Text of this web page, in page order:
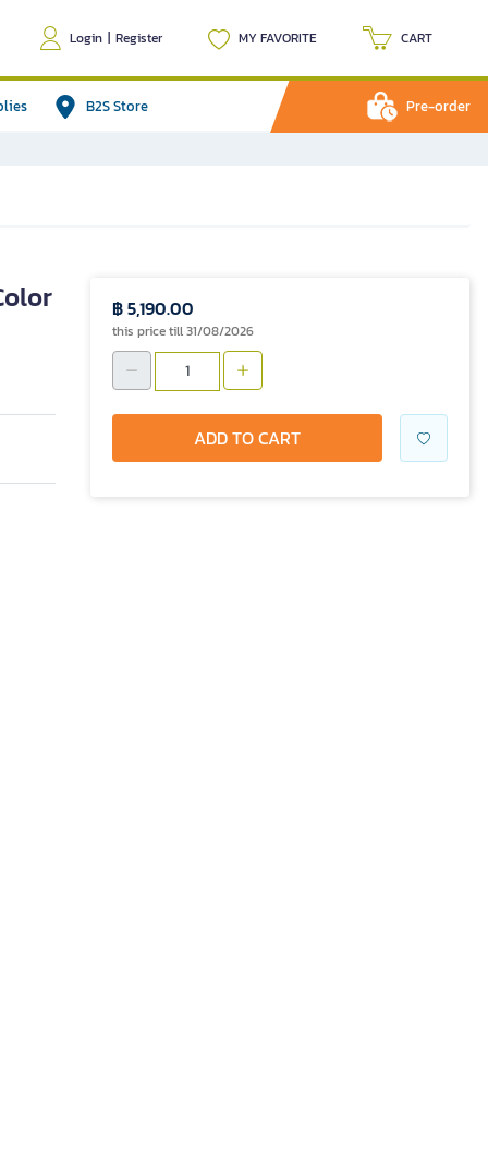
Login | Register MY FAVORITE CART
B2S Store Pre-order
฿ 5,190.00
this price till 31/08/2026
ADD TO CART